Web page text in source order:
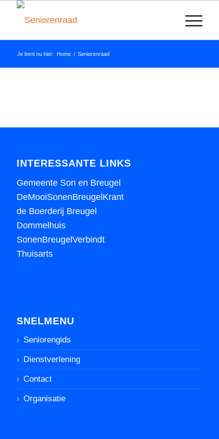
Je bent nu hier: Home / Seniorenraad
INTERESSANTE LINKS
Gemeente Son en Breugel
DeMooiSonenBreugelKrant
de Boerderij Breugel
Dommelhuis
SonenBreugelVerbindt
Thuisarts
SNELMENU
Seniorengids
Dienstverlening
Contact
Organisatie